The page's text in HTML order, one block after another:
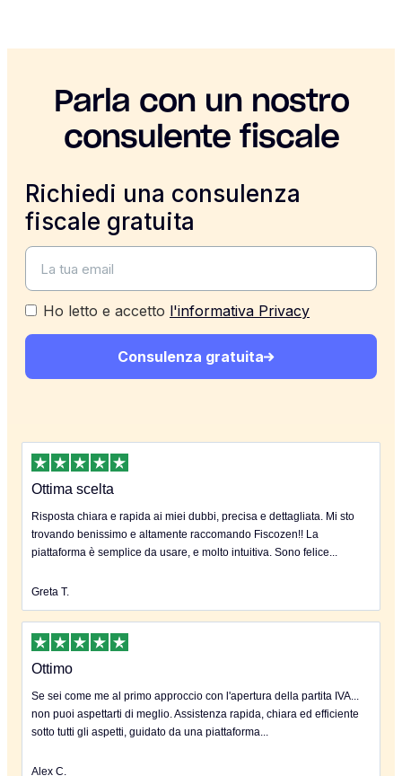
Parla con un nostro
consulente fiscale
Richiedi una consulenza
fiscale gratuita
Ho letto e accetto l'informativa Privacy
Consulenza gratuita
Ottima scelta
Risposta chiara e rapida ai miei dubbi, precisa e dettagliata. Mi sto
trovando benissimo e altamente raccomando Fiscozen!! La
piattaforma è semplice da usare, e molto intuitiva. Sono felice...
Greta T.
Ottimo
Se sei come me al primo approccio con l'apertura della partita IVA...
non puoi aspettarti di meglio. Assistenza rapida, chiara ed efficiente
sotto tutti gli aspetti, guidato da una piattaforma...
Alex C.